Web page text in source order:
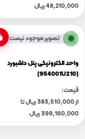
48,210,000 ریال
تصویر موجود نیست
واحد الکترونیکی پنل داشبورد
(954001U210)
قیمت:
از 383,510,000 ریال تا
399,160,000 ریال